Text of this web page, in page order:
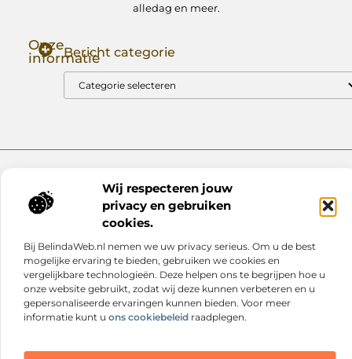
Wij respecteren jouw
privacy en gebruiken
cookies.
Bij BelindaWeb.nl nemen we uw privacy serieus. Om u de best
mogelijke ervaring te bieden, gebruiken we cookies en
vergelijkbare technologieën. Deze helpen ons te begrijpen hoe u
onze website gebruikt, zodat wij deze kunnen verbeteren en u
gepersonaliseerde ervaringen kunnen bieden. Voor meer
informatie kunt u ons cookiebeleid raadplegen.
alledag en meer.
Onze
informatieBericht categorie
@2025 www.nextmagazine.nl. All Right Reserved.